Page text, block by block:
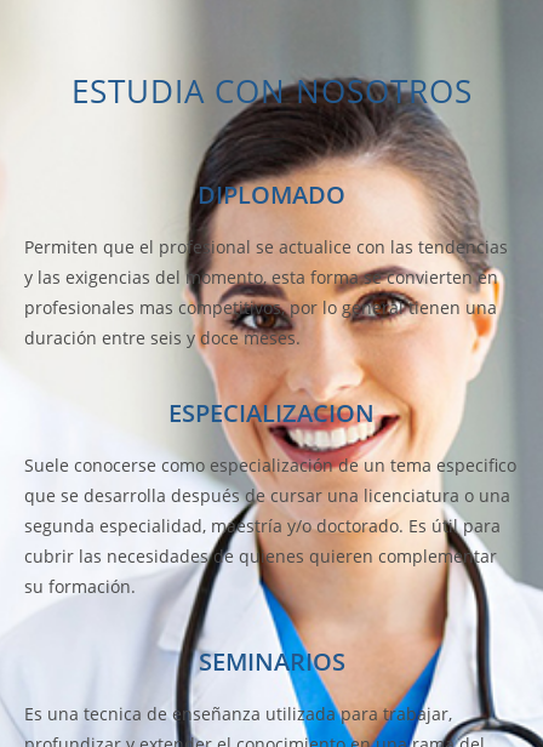
ESTUDIA CON NOSOTROS
DIPLOMADO
Permiten que el profesional se actualice con las tendencias
y las exigencias del momento, esta forma se convierten en
profesionales mas competitivos, por lo general tienen una
duración entre seis y doce meses.
ESPECIALIZACION
Suele conocerse como especialización de un tema especifico
que se desarrolla después de cursar una licenciatura o una
segunda especialidad, maestría y/o doctorado. Es útil para
cubrir las necesidades de quienes quieren complementar
su formación.
SEMINARIOS
Es una tecnica de enseñanza utilizada para trabajar,